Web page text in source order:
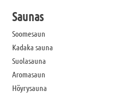
Saunas
Soomesaun
Kadaka sauna
Suolasauna
Aromasaun
Höyrysauna